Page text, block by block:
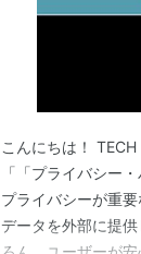
こんにちは！
「「プライバシー
プライバシーが重
データを外部に提